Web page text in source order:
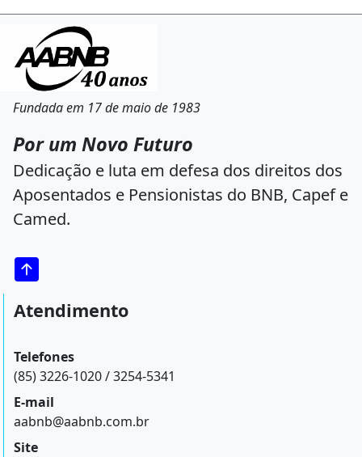
Fundada em 17 de maio de 1983
Por um Novo Futuro
Dedicação e luta em defesa dos direitos dos
Aposentados e Pensionistas do BNB, Capef e
Camed.
Atendimento
Telefones
(85) 3226-1020 / 3254-5341
E-mail
aabnb@aabnb.com.br
Site